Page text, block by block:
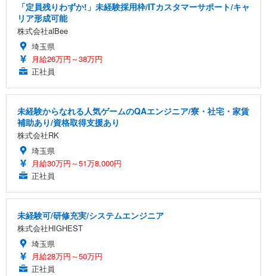
「定員残りわずか!」未経験採用枠/ITカスタマーサポート/キャ
リア形成可能
株式会社alBee
埼玉県
月給26万円～38万円
正社員
未経験からなれる人気ゲームのQAエンジニア/寮・社宅・家賃
補助あり/資格取得支援あり
株式会社RK
埼玉県
月給30万円～51万8,000円
正社員
未経験可/研修充実/システムエンジニア
株式会社HIGHEST
埼玉県
月給28万円～50万円
正社員